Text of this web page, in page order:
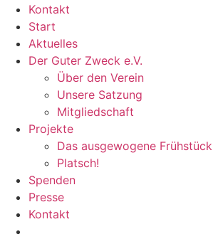
Kontakt
Start
Aktuelles
Der Guter Zweck e.V.
Über den Verein
Unsere Satzung
Mitgliedschaft
Projekte
Das ausgewogene Frühstück
Platsch!
Spenden
Presse
Kontakt